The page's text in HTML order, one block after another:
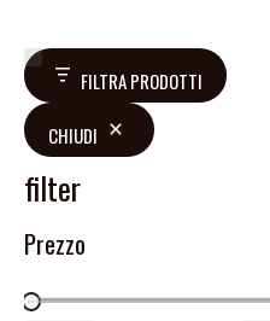
FILTRA PRODOTTI
CHIUDI
filter
Prezzo
V
a
l
u
t
a
D
s
p
o
n